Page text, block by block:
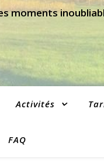
moments
Activités
FAQ